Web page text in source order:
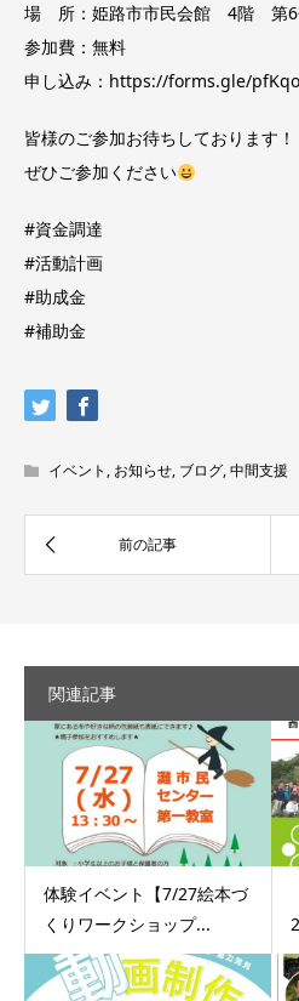
場 所：姫路市市民会館 4階 第6
参加費：無料
申し込み： https://forms.gle/
皆様のご参加お待ちしております！
ぜひご参加ください
#資金調達
#活動計画
#助成金
#補助金
イベント , お知らせ, ブログ,中間支援
関連記事
体験イベント【7/27絵本づ
くりワークショップ...